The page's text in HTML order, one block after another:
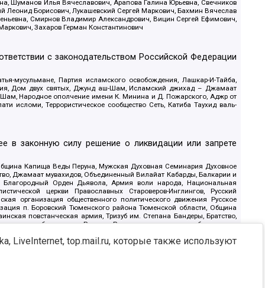
Шуманов Илья Вячеславович, Арапова Галина Юрьевна, Свечников
Борисович, Лукашевский Сергей Маркович, Бахмин Вячеслав
Смирнов Владимир Александрович, Вицин Сергей Ефимович,
Захаров Герман Константинович
с законодательством Российской Федерации
мусульмане, Партия исламского освобождения, Лашкар-И-Тайба,
Дом двух святых, Джунд аш-Шам, Исламский джихад – Джамаат
Шам, Народное ополчение имени К. Минина и Д. Пожарского, Аджр от
Террористическое сообщество Сеть, Катиба Таухид валь-
в законную силу решение о ликвидации или запрете
Капища Веды Перуна, Мужская Духовная Семинария Духовное
Джамаат мувахидов, Объединенный Вилайат Кабарды, Балкарии и
Благородный Орден Дьявола, Армия воли народа, Национальная
церкви Православных Староверов-Инглингов, Русский
организация общественного политического движения Русское
п. Боровский Тюменского района Тюменской области, Община
повстанческая армия, Тризуб им. Степана Бандеры, Братство,
объединение Русские, Русское национальное объединение
Правды и Единения, Каракольская инициативная группа, Автоград
Нация и свобода, W.H.С., Фалунь Дафа, Иртыш Ultras, Русский
LiveInternet, top.mail.ru, которые также используют